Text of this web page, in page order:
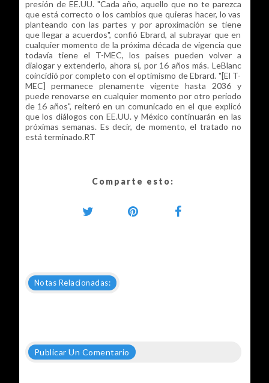
presión de EE.UU. "Cada año, aquello que no te parezca
que está correcto o los cambios que quieras hacer, lo vas
planteando con las partes y por aproximación se tiene
que llegar a acuerdos", confió Ebrard, al subrayar que en
cualquier momento de la próxima década de vigencia que
todavía tiene el T-MEC, los países pueden volver a
dialogar y extenderlo, ahora sí, por 16 años más. LeBlanc
coincidió por completo con el optimismo de Ebrard. "[El T-
MEC] permanece plenamente vigente hasta 2036 y
puede renovarse en cualquier momento por otro periodo
de 16 años", reiteró en un comunicado en el que explicó
que los diálogos con EE.UU. y México continuarán en las
próximas semanas. Es decir, de momento, el tratado no
está terminado.RT
Comparte esto:
Notas Relacionadas:
Publicar Un Comentario